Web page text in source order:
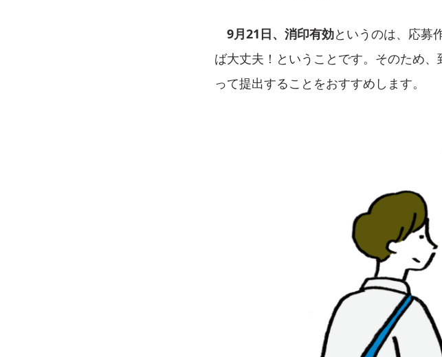
9月21日、消印有効というのは、応募
ば大丈夫！ということです。そのため
って提出することをおすすめします。